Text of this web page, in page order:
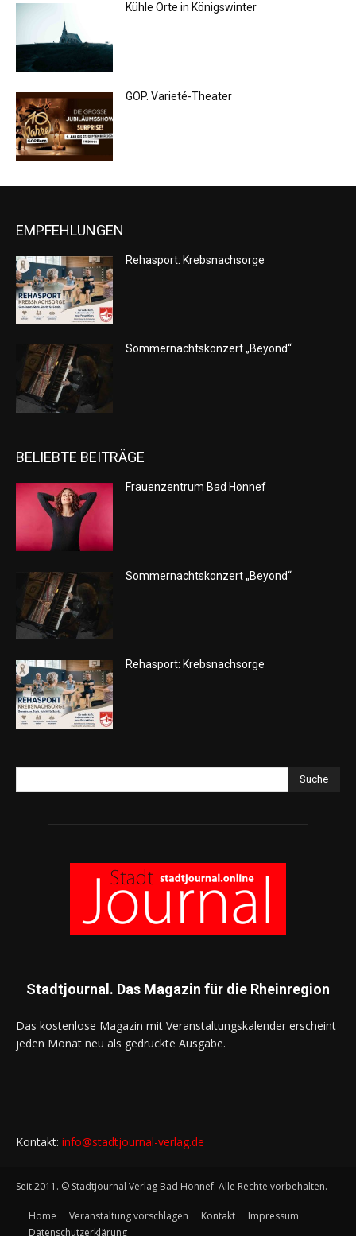
Kühle Orte in Königswinter
GOP. Varieté-Theater
EMPFEHLUNGEN
Rehasport: Krebsnachsorge
Sommernachtskonzert „Beyond“
BELIEBTE BEITRÄGE
Frauenzentrum Bad Honnef
Sommernachtskonzert „Beyond“
Rehasport: Krebsnachsorge
Suche
Stadtjournal. Das Magazin für die Rheinregion
Das kostenlose Magazin mit Veranstaltungskalender erscheint
jeden Monat neu als gedruckte Ausgabe.
Kontakt: info@stadtjournal-verlag.de
Seit 2011. © Stadtjournal Verlag Bad Honnef. Alle Rechte vorbehalten.
Home Veranstaltung vorschlagen Kontakt
Impressum
Datenschutzerklärung